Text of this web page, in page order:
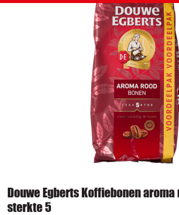
Douwe Egberts Koffiebonen aroma
sterkte 5